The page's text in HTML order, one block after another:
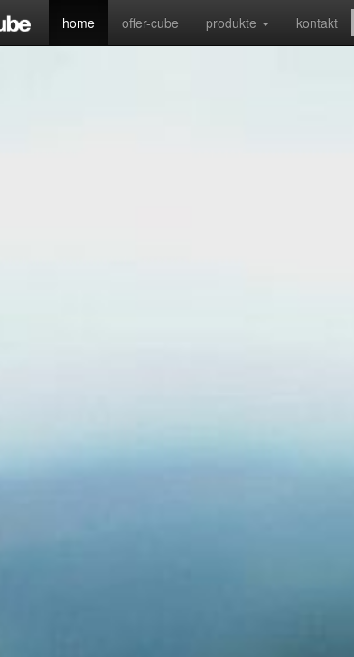
home offer-cube produkte kontakt